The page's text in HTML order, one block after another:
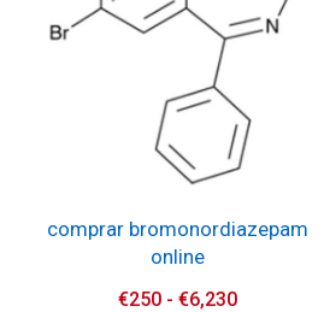
comprar bromonordiazepam
online
€250- €6,230